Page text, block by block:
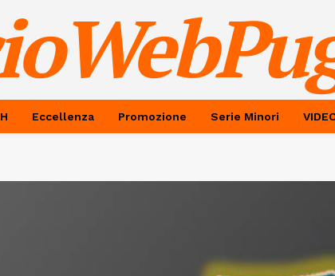
Eccellenza Promozione Serie Minori